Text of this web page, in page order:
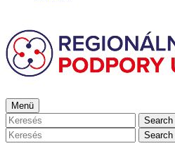
Menü
Search
Search